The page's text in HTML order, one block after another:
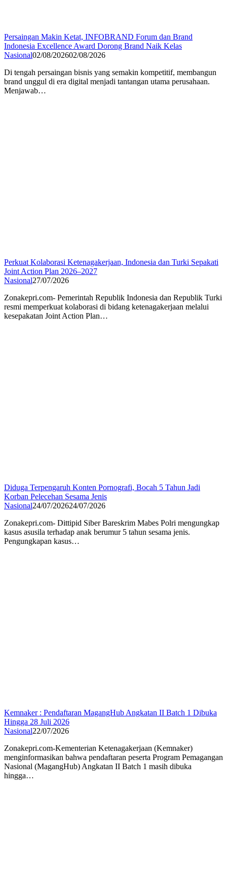
Persaingan Makin Ketat, INFOBRAND Forum dan Brand
Indonesia Excellence Award Dorong Brand Naik Kelas
Nasional02/08/202602/08/2026
Di tengah persaingan bisnis yang semakin kompetitif, membangun
brand unggul di era digital menjadi tantangan utama perusahaan.
Menjawab…
Perkuat Kolaborasi Ketenagakerjaan, Indonesia dan Turki Sepakati
Joint Action Plan 2026–2027
Nasional27/07/2026
Zonakepri.com- Pemerintah Republik Indonesia dan Republik Turki
resmi memperkuat kolaborasi di bidang ketenagakerjaan melalui
kesepakatan Joint Action Plan…
Diduga Terpengaruh Konten Pornografi, Bocah 5 Tahun Jadi
Korban Pelecehan Sesama Jenis
Nasional24/07/202624/07/2026
Zonakepri.com- Dittipid Siber Bareskrim Mabes Polri mengungkap
kasus asusila terhadap anak berumur 5 tahun sesama jenis.
Pengungkapan kasus…
Kemnaker : Pendaftaran MagangHub Angkatan II Batch 1 Dibuka
Hingga 28 Juli 2026
Nasional22/07/2026
Zonakepri.com-Kementerian Ketenagakerjaan (Kemnaker)
menginformasikan bahwa pendaftaran peserta Program Pemagangan
Nasional (MagangHub) Angkatan II Batch 1 masih dibuka
hingga…